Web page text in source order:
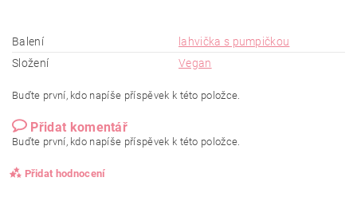
Balení
lahvička s pumpičkou
Složení
Vegan
Buďte první, kdo napíše příspěvek k této položce.
Přidat komentář
Buďte první, kdo napíše příspěvek k této položce.
Přidat hodnocení